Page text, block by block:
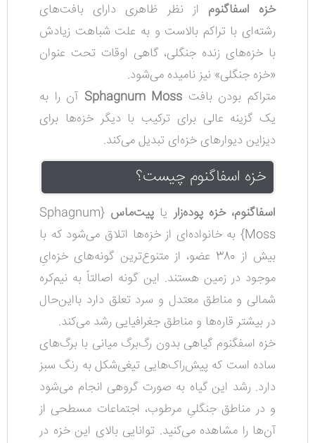
خزه اسفاگنوم از نظر ظاهری دارای بافت‌های
رشته‌ای با تراکم بالاست و به علت شباهت زیادش
با خزه‌های زنده جنگلی، گاهی اوقات تحت عنوان
«خزه جنگلی» نیز نامیده می‌شود.
متراکم بودن بافت Sphagnum Moss آن را به
یک گزینه عالی برای ترکیب با دیگر خزه‌ها برای
دیزاین دیوارهای خزه‌ای تبدیل می‌کند.
خزه اسفاگنوم چیست؟
اسفاگنوم، خزه پوده‌زاریا پیت‌ماس {Sphagnum
Moss} به خانواده‌ای از خزه‌ها اتلاق می‌شود که با
بیش از 380 عضو، از متنوع‌ترین گونه‌های خزه‌ایِ
موجود در زمین هستند. این گونه اصالتاً به نیم‌کره
شمالی و مناطق معتدل و سرد تعلق دارد بااین‌حال
در بیشتر قاره‌ها و مناطق جغرافیایی رشد می‌کند.
خزه اسفگنوم گیاهی بدون رگ‌برگ میانی با برگ‌های
ساده است که پیش‌راک‌هایی تیغی‌شکل به رنگ سبز
دارد. رشد این گیاه به صورت گروهی انجام می‌شود
و در مناطق جنگلیِ مرطوب، اجتماعات مسطحی از
آن‌ها را مشاهده می‌کنید. توانایی بالای این خزه در